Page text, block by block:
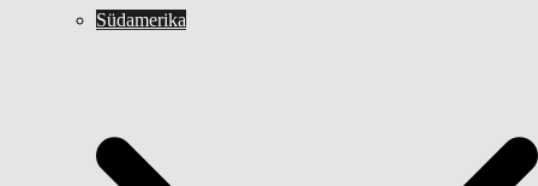
Südamerika